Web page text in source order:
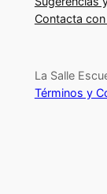
a
n
s
Contacta
La Salle
Términos y